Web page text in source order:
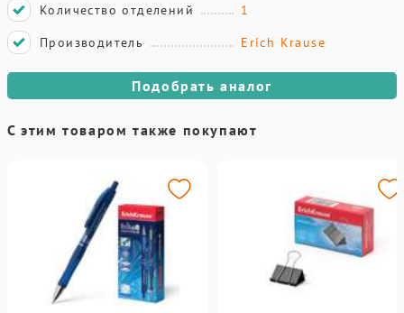
Количество отделений
1
Производитель
Erich Krause
Подобрать аналог
С этим товаром также покупают